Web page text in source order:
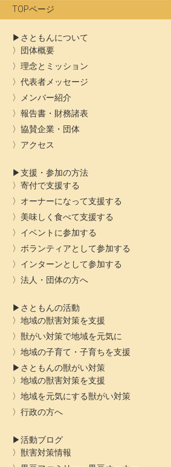
ブ
TOPページ
さともんについて
団体概要
理念とミッション
代表者メッセージ
メンバー紹介
報告書・財務諸表
協賛企業・団体
アクセス
支援・参加の方法
寄付で支援する
オーナーになって支援する
美味しく食べて支援する
イベントに参加する
ボランティアとして参加する
インターンとして参加する
法人・団体の方へ
さともんの活動
地域の獣害対策を支援
獣がい対策で地域を元気に
地域の子育て・子育ちを支援
さともんの獣がい対策
地域の獣害対策を支援
地域を元気にする獣がい対策
行政の方へ
活動ブログ
獣害対策情報